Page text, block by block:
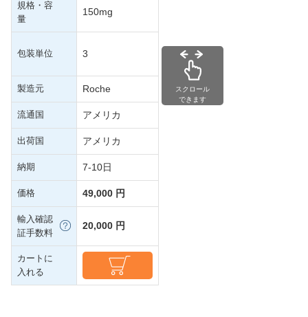
規格・容
量
150mg
包装単位 3
製造元 Roche
流通国 アメリカ
出荷国 アメリカ
納期 7-10日
価格 49,000 円
輸入確認
証手数料
20,000 円
カートに
入れる
スクロール
できます